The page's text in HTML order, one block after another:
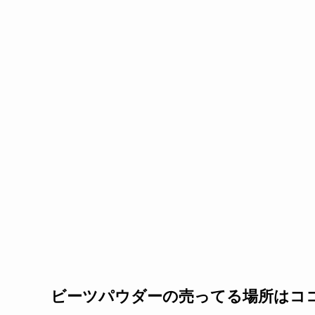
ビーツパウダーの売ってる場所はコ